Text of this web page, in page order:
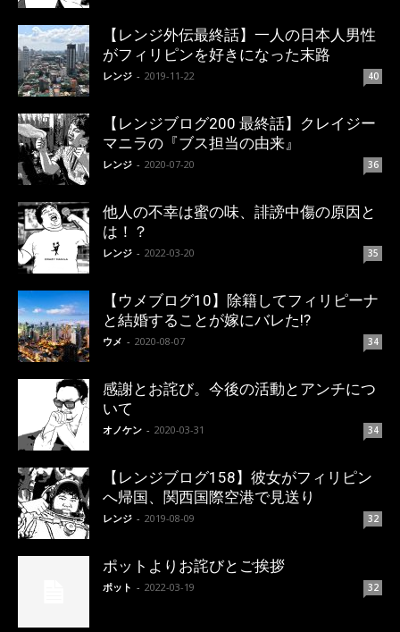
【レンジ外伝最終話】一人の日本人男性
がフィリピンを好きになった末路
レンジ - 2019-11-22 40
【レンジブログ200 最終話】クレイジー
マニラの『ブス担当の由来』
レンジ - 2020-07-20 36
他人の不幸は蜜の味、誹謗中傷の原因と
は！？
レンジ - 2022-03-20 35
【ウメブログ10】除籍してフィリピーナ
と結婚することが嫁にバレた!?
ウメ - 2020-08-07 34
感謝とお詫び。今後の活動とアンチにつ
いて
オノケン - 2020-03-31 34
【レンジブログ158】彼女がフィリピン
へ帰国、関西国際空港で見送り
レンジ - 2019-08-09 32
ポットよりお詫びとご挨拶
ポット - 2022-03-19 32